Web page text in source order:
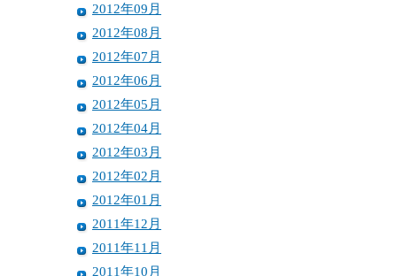
2012年09月
2012年08月
2012年07月
2012年06月
2012年05月
2012年04月
2012年03月
2012年02月
2012年01月
2011年12月
2011年11月
2011年10月